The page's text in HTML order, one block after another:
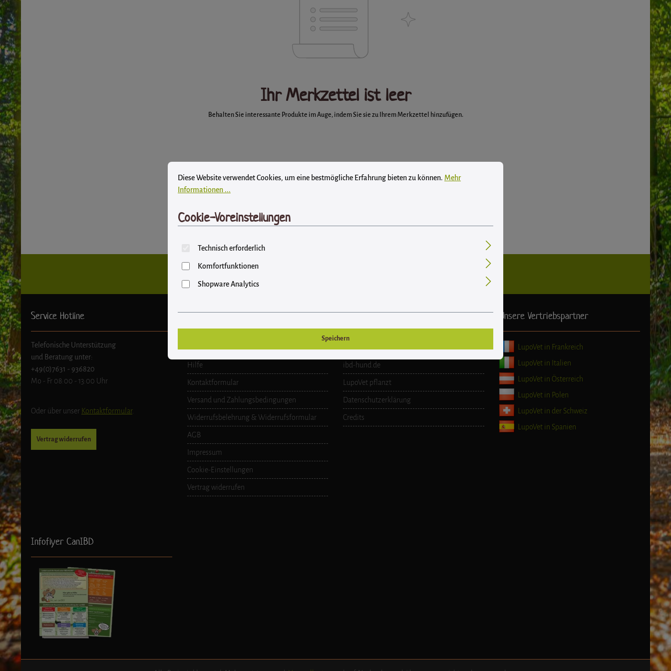
Ihr Merkzettel ist leer
Behalten Sie interessante Produkte im Auge, indem Sie sie zu Ihrem Merkzettel hinzufügen.
Service Hotline
Telefonische Unterstützung
und Beratung unter:
+49(0)7631 - 936820
Mo - Fr 08:00 - 13:00 Uhr
Oder über unser Kontaktformular.
Vertrag widerrufen
Shop Service
Hilfe
Kontaktformular
Versand und Zahlungsbedingungen
Widerrufsbelehrung & Widerrufsformular
AGB
Impressum
Cookie-Einstellungen
Vertrag widerrufen
Informationen
ibd-hund.de
LupoVet pflanzt
Datenschutzerklärung
Credits
Unsere Vertriebspartner
LupoVet in Frankreich
LupoVet in Italien
LupoVet in Österreich
LupoVet in Polen
LupoVet in der Schweiz
LupoVet in Spanien
Infoflyer CanIBD
Cookie-Voreinstellungen
Diese Website verwendet Cookies, um eine bestmögliche Erfahrung bieten zu können.
Mehr Informationen ...
Diese Website verwendet Cookies, um eine bestmögliche Erfahrung bieten zu können. Mehr
Informationen ...
Cookie-Voreinstellungen
Technisch erforderlich
Komfortfunktionen
Shopware Analytics
Speichern